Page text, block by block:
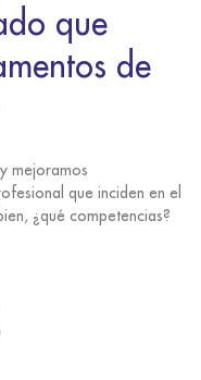
que
de
mejoramos
que inciden en el
¿qué competencias?